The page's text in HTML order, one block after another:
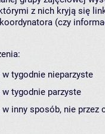
z nich kryją się
(czy
tygodnie nieparzyste
tygodnie parzyste
inny sposób, nie przez